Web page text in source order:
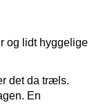
og lidt hyggelige
det da træls.
En